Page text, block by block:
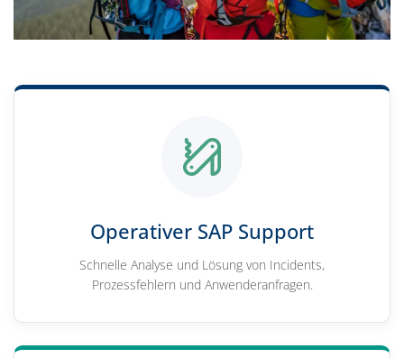
Operativer SAP Support
Schnelle Analyse und Lösung von Incidents,
Prozessfehlern und Anwenderanfragen.